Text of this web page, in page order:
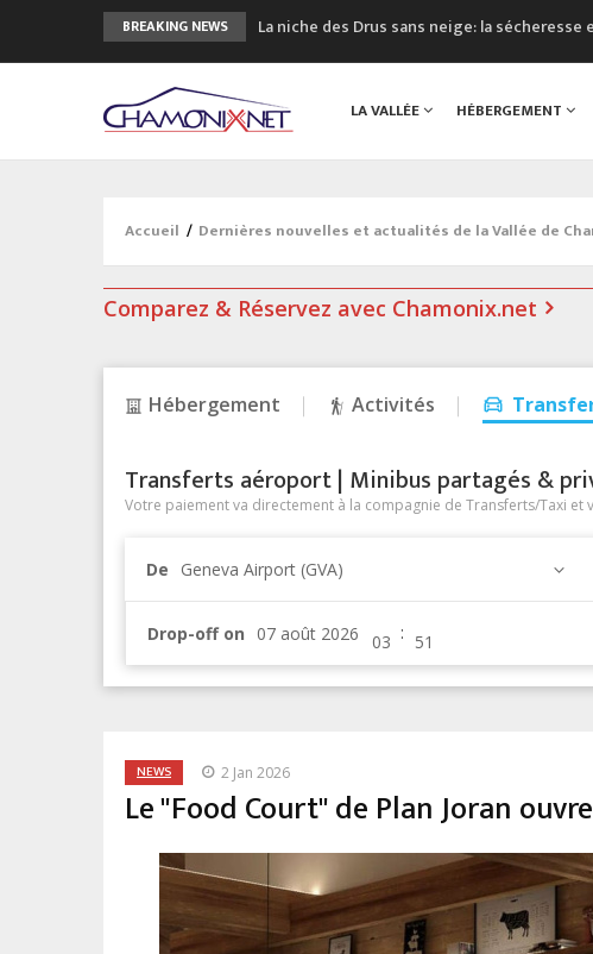
BREAKING NEWS
La niche des Drus sans neige: la
Craft ouvre un nouveau magasin de course à
3eme Chamonix Vallée Classics Festival
LA VALLÉE HÉBERGEMENT
Accueil / Dernières nouvelles et actualités de la Vallée de
Comparez & Réservez avec Chamonix.net
Hébergement Activités
Transferts aéroport | Minibus partagés &
Votre paiement va directement à la compagnie de Transferts/Taxi et
De Geneva Airport (GVA)
Drop-off on :
NEWS 2 Jan 2026
Le "Food Court" de Plan Joran